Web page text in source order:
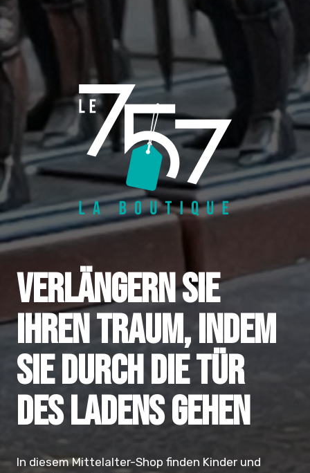
VERLÄNGERN SIE
IHREN TRAUM, INDEM
SIE DURCH DIE TÜR
DES LADENS GEHEN
In diesem Mittelalter-Shop finden Kinder und